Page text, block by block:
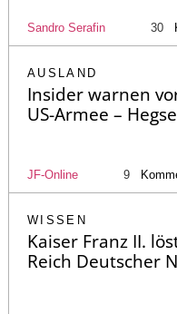
Sandro Serafin 30
AUSLAND
Insider warnen
US-Armee –
JF-Online 9
WISSEN
Kaiser Franz II.
Reich Deutscher